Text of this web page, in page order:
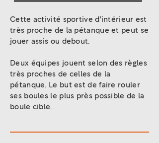
Cette activité sportive d'intérieur est
très proche de la pétanque et peut se
jouer assis ou debout.
Deux équipes jouent selon des règles
très proches de celles de la
pétanque. Le but est de faire rouler
ses boules le plus près possible de la
boule cible.